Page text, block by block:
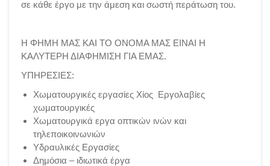
σε κάθε έργο με την άμεση και σωστή περάτωση του.
Η ΦΗΜΗ ΜΑΣ ΚΑΙ ΤΟ ΟΝΟΜΑ ΜΑΣ ΕΙΝΑΙ Η
ΚΑΛΥΤΕΡΗ ΔΙΑΦΗΜΙΣΗ ΓΙΑ ΕΜΑΣ.
ΥΠΗΡΕΣΙΕΣ:
Χωματουργικές εργασίες Χίος Εργολαβίες
χωματουργικές
Χωματουργικά εργα οπτικών ινών και
τηλεποικοινωνιών
Υδραυλικές Εργασίες
Δημόσια – ιδιωτικά έργα